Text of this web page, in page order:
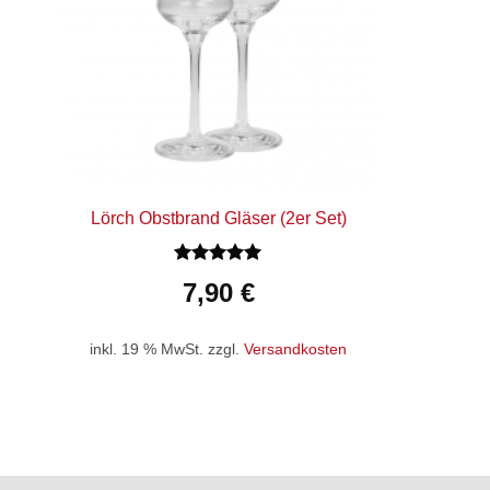
Lörch Obstbrand Gläser (2er Set)
mit5von
7,90 €
inkl. 19 % MwSt. zzgl. Versandkosten